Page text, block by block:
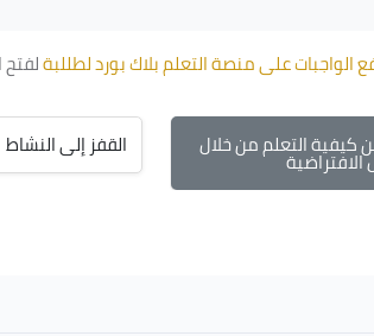
الواجبات على منصة التعلم بلاك بورد لطللبةلفتح
التعلم من خلال القفز إلى النشاط